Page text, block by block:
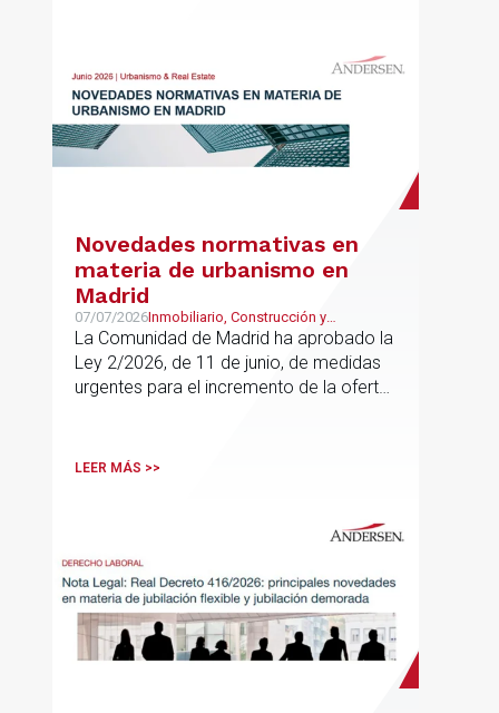
Novedades normativas en
materia de urbanismo en
Madrid
07/07/2026Inmobiliario, Construcción y
Urbanismo
La Comunidad de Madrid ha aprobado la
Ley 2/2026, de 11 de junio, de medidas
urgentes para el incremento de la oferta
LEER MÁS >>